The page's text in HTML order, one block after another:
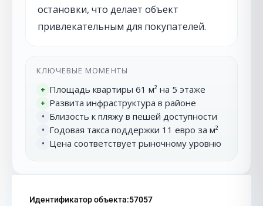
остановки, что делает объект
привлекательным для покупателей.
КЛЮЧЕВЫЕ МОМЕНТЫ
+ Площадь квартиры 61 м² на 5 этаже
+ Развита инфраструктура в районе
• Близость к пляжу в пешей доступности
• Годовая такса поддержки 11 евро за м²
• Цена соответствует рыночному уровню
Идентификатор объекта:57057